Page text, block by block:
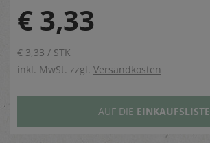
€ 3,33
€ 3,33 / STK
inkl. MwSt. zzgl. Versandkosten
AUF DIE EINKAUFSLISTE